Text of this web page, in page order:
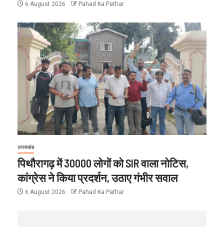
6 August 2026 Pahad Ka Pathar
उत्तराखंड
पिथौरागढ़ में 30000 लोगों को SIR वाला नोटिस,
कांग्रेस ने किया प्रदर्शन, उठाए गंभीर सवाल
6 August 2026 Pahad Ka Pathar